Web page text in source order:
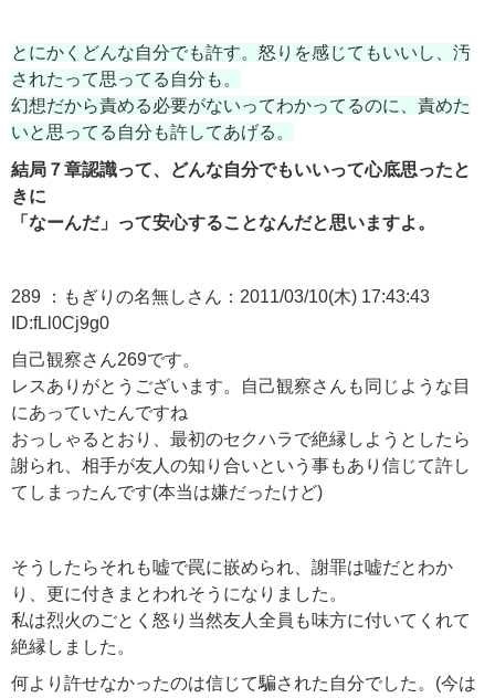
とにかくどんな自分でも許す。怒りを感じてもいいし、汚
されたって思ってる自分も。
幻想だから責める必要がないってわかってるのに、責めた
いと思ってる自分も許してあげる。
結局７章認識って、どんな自分でもいいって心底思ったと
きに
「なーんだ」って安心することなんだと思いますよ。
289 ：もぎりの名無しさん：2011/03/10(木) 17:43:43
ID:fLl0Cj9g0
自己観察さん269です。
レスありがとうございます。自己観察さんも同じような目
にあっていたんですね
おっしゃるとおり、最初のセクハラで絶縁しようとしたら
謝られ、相手が友人の知り合いという事もあり信じて許し
てしまったんです(本当は嫌だったけど)
そうしたらそれも嘘で罠に嵌められ、謝罪は嘘だとわか
り、更に付きまとわれそうになりました。
私は烈火のごとく怒り当然友人全員も味方に付いてくれて
絶縁しました。
何より許せなかったのは信じて騙された自分でした。(今は